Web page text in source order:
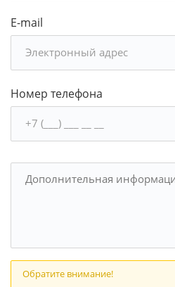
E-mail
Номер телефона
Обратите внимание!